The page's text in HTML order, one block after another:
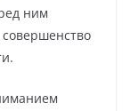
ним